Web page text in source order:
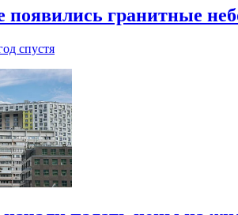
гранитные
спустя